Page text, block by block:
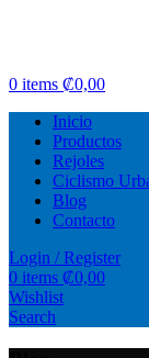
0 items ₡0,00
Inicio
Productos
Rejoles
Ciclismo
Blog
Contacto
Login / Register
0 items ₡0,00
Wishlist
Search